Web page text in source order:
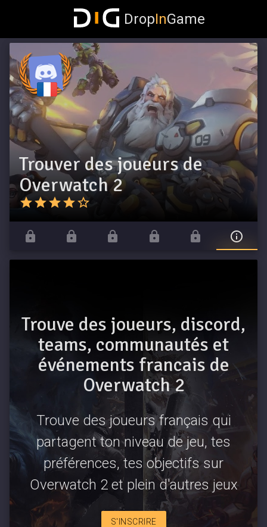
DropInGame
Trouver des joueurs de
Overwatch 2
Trouve des joueurs, discord,
teams, communautés et
événements francais de
Overwatch 2
Trouve des joueurs français qui
partagent ton niveau de jeu, tes
préférences, tes objectifs sur
Overwatch 2 et plein d'autres jeux
S'INSCRIRE